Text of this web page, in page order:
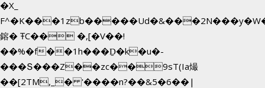
�X_
鎔� ŦC�� �,[�V��!
��%�f��1h���Ḏ�k�u�-
���Տ���Z��zc��9sT(Ia熶
��[2TM,_� '����n?��&5�6��|